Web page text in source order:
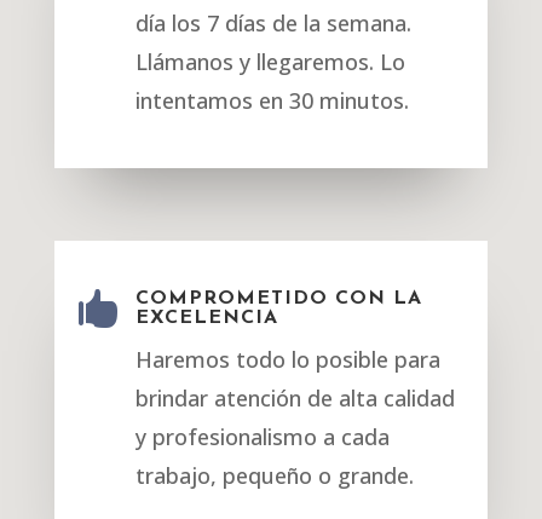
día los 7 días de la semana.
Llámanos y llegaremos. Lo
intentamos en 30 minutos.

COMPROMETIDO CON LA
EXCELENCIA
Haremos todo lo posible para
brindar atención de alta calidad
y profesionalismo a cada
trabajo, pequeño o grande.